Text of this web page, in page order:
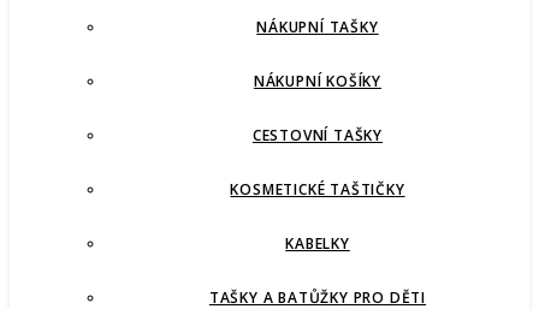
NÁKUPNÍ TAŠKY
NÁKUPNÍ KOŠÍKY
CESTOVNÍ TAŠKY
KOSMETICKÉ TAŠTIČKY
KABELKY
TAŠKY A BATŮŽKY PRO DĚTI